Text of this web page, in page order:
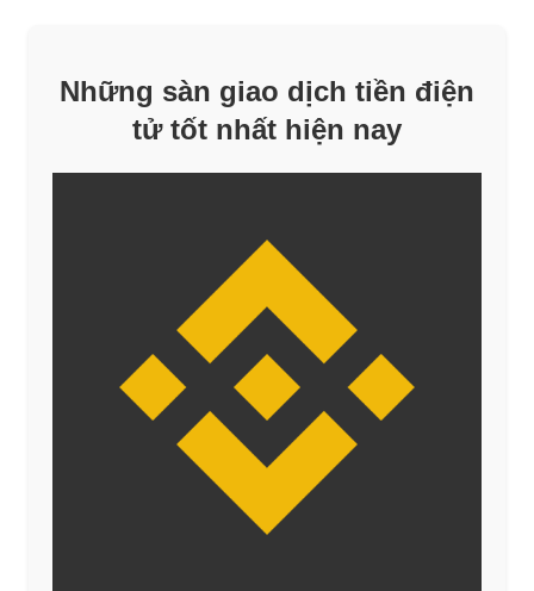
Những sàn giao dịch tiền điện
tử tốt nhất hiện nay